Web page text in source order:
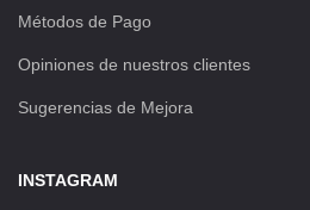
Métodos de Pago
Opiniones de nuestros clientes
Sugerencias de Mejora
INSTAGRAM